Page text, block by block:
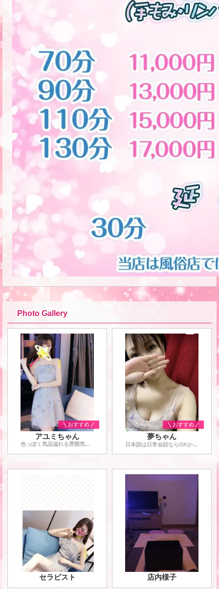
Photo Gallery
おすすめ
アユミちゃん
色っぽく気品溢れる雰囲気と抜群のスタイルの良さ、優しい性格で ...
おすすめ
夢ちゃん
日本語は日常会話ならOKかな？
セラピスト 店内様子